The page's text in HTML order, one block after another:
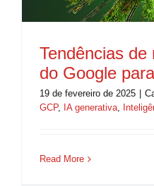
Tendências de
do Google
19 de fevereiro de 2025
GCP, IA generativa,
Read More